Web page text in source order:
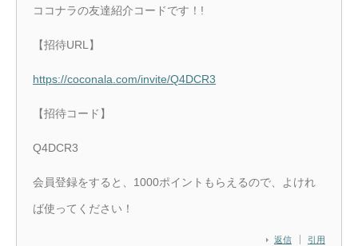
返信 引用
ココナラの友達紹介コードです！!
【招待URL】
https://coconala.com/invite/Q4DCR3
【招待コード】
Q4DCR3
会員登録をすると、1000ポイントもらえるので、よけれ
ば使ってください！